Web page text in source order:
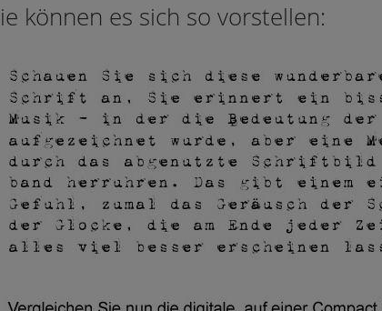
können es sich so vorstellen: